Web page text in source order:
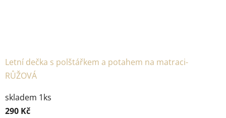
Letní dečka s polštářkem a potahem na matraci-
RŮŽOVÁ
skladem 1ks
290 Kč